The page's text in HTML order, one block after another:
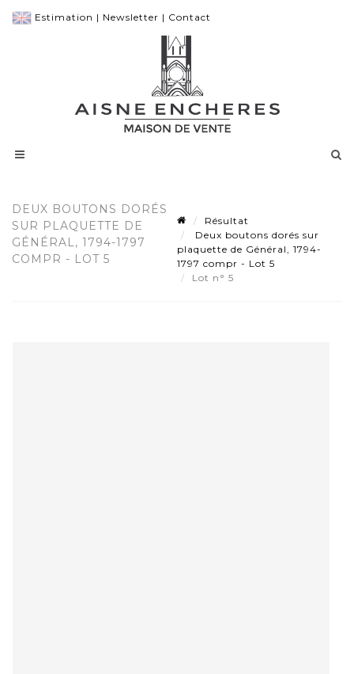
Estimation | Newsletter | Contact
DEUX BOUTONS DORÉS
SUR PLAQUETTE DE
GÉNÉRAL, 1794-1797
COMPR - LOT 5
Résultat
Deux boutons dorés sur
plaquette de Général, 1794-
1797 compr - Lot 5
Lot n° 5